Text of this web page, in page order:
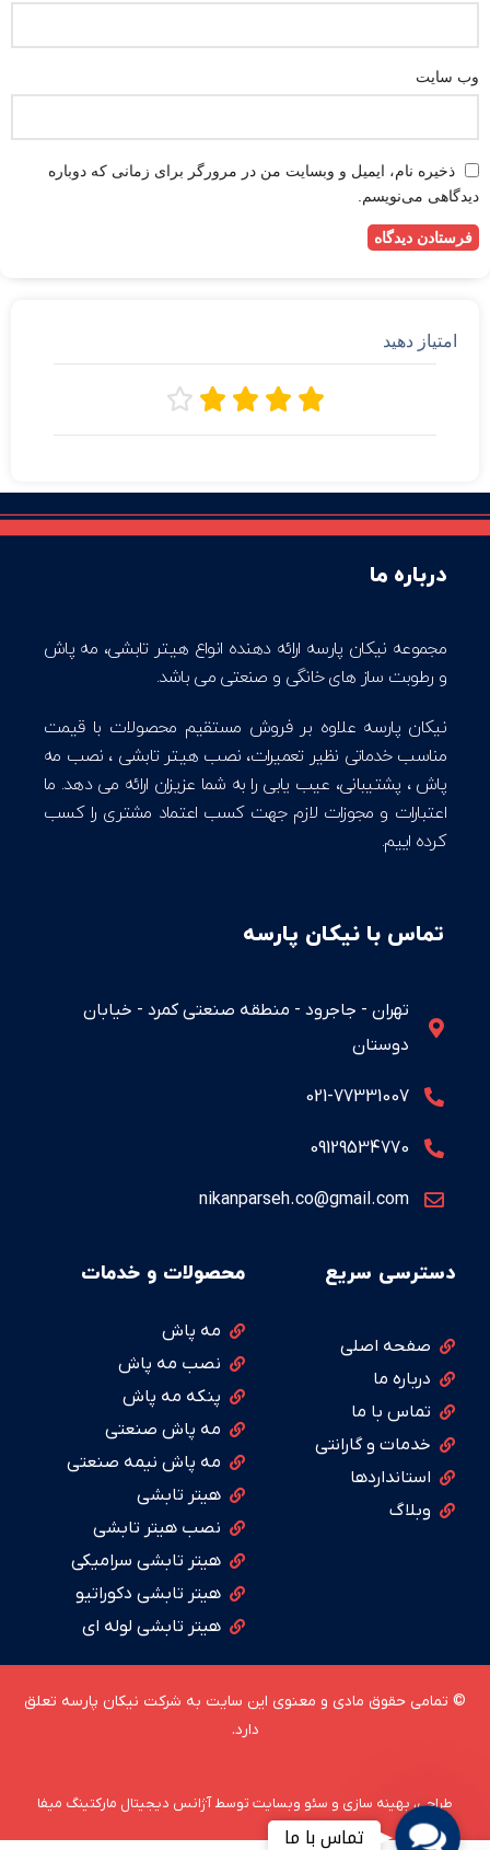
وب‌ سایت
ذخیره نام، ایمیل و وبسایت من در مرورگر برای زمانی که دوباره
دیدگاهی می‌نویسم.
امتیاز دهید





درباره ما
مجموعه نیکان پارسه ارائه دهنده انواع هیتر تابشی، مه پاش
و رطوبت ساز های خانگی و صنعتی می باشد.
نیکان پارسه علاوه بر فروش مستقیم محصولات با قیمت
مناسب خدماتی نظیر تعمیرات، نصب هیتر تابشی ، نصب مه
پاش ، پشتیبانی، عیب یابی را به شما عزیزان ارائه می دهد. ما
اعتبارات و مجوزات لازم جهت کسب اعتماد مشتری را کسب
کرده اییم.
تماس با نیکان پارسه
تهران - جاجرود - منطقه صنعتی کمرد - خیابان
دوستان
021-77331007
09129534770
nikanparseh.co@gmail.com
دسترسی سریع
صفحه اصلی
درباره ما
تماس با ما
خدمات و گارانتی
استانداردها
وبلاگ
محصولات و خدمات
مه پاش
نصب مه پاش
پنکه مه پاش
مه پاش صنعتی
مه پاش نیمه صنعتی
هیتر تابشی
نصب هیتر تابشی
هیتر تابشی سرامیکی
هیتر تابشی دکوراتیو
هیتر تابشی لوله ای
© تمامی حقوق مادی و معنوی این سایت به شرکت نیکان پارسه تعلق
دارد.
طراحی، بهینه سازی و سئو وبسایت توسط آژانس دیجیتال مارکتینگ میفا
Contact تماس با ما